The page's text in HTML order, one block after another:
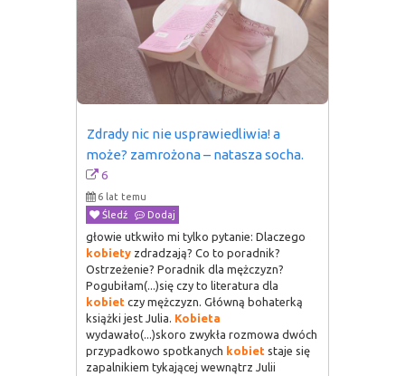
Zdrady nic nie usprawiedliwia! a
może? zamrożona – natasza socha.
6
6 lat temu
Śledź
Dodaj
głowie utkwiło mi tylko pytanie: Dlaczego
kobiety zdradzają? Co to poradnik?
Ostrzeżenie? Poradnik dla mężczyzn?
Pogubiłam(...)się czy to literatura dla
kobiet czy mężczyzn. Główną bohaterką
książki jest Julia. Kobieta
wydawało(...)skoro zwykła rozmowa dwóch
przypadkowo spotkanych kobiet staje się
zapalnikiem tykającej wewnątrz Julii